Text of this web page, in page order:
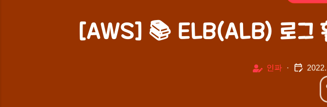
[AWS] 📚 ELB(ALB) 로그
인파 ·